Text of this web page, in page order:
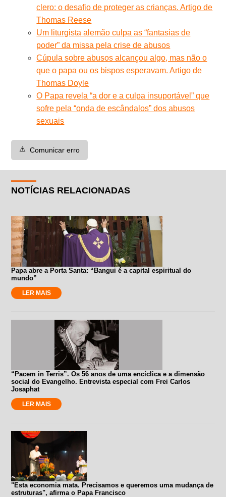
clero: o desafio de proteger as crianças. Artigo de
Thomas Reese
Um liturgista alemão culpa as “fantasias de
poder” da missa pela crise de abusos
Cúpula sobre abusos alcançou algo, mas não o
que o papa ou os bispos esperavam. Artigo de
Thomas Doyle
O Papa revela “a dor e a culpa insuportável” que
sofre pela “onda de escândalos” dos abusos
sexuais
⚠️ Comunicar erro
NOTÍCIAS RELACIONADAS
Papa abre a Porta Santa: “Bangui é a capital espiritual do
mundo”
LER MAIS
“Pacem in Terris”. Os 56 anos de uma encíclica e a dimensão
social do Evangelho. Entrevista especial com Frei Carlos
Josaphat
LER MAIS
"Esta economia mata. Precisamos e queremos uma mudança de
estruturas", afirma o Papa Francisco